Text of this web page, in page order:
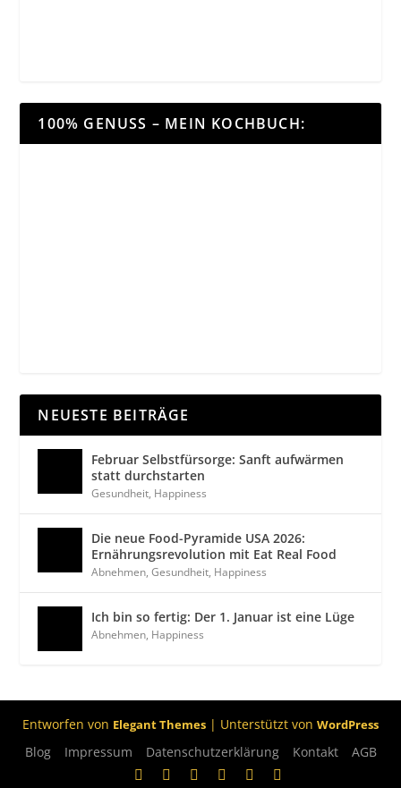
100% GENUSS – MEIN KOCHBUCH:
NEUESTE BEITRÄGE
Februar Selbstfürsorge: Sanft aufwärmen
statt durchstarten
Gesundheit, Happiness
Die neue Food-Pyramide USA 2026:
Ernährungsrevolution mit Eat Real Food
Abnehmen,Gesundheit, Happiness
Ich bin so fertig: Der 1. Januar ist eine Lüge
Abnehmen, Happiness
Entworfen von Elegant Themes | Unterstützt von WordPress
Blog Impressum Datenschutzerklärung Kontakt AGB